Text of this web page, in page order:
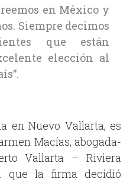
en México y
Siempre decimos
que están
elección al
en Nuevo Vallarta, es
Macías, abogada-
Vallarta – Riviera
que la firma decidió